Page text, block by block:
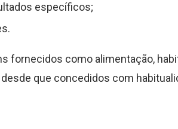
específicos;
fornecidos como alimentação,
que concedidos com